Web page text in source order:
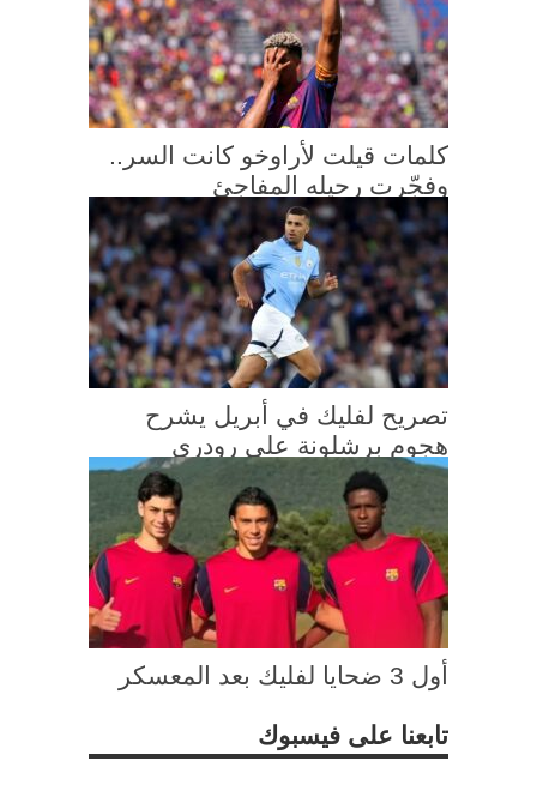
كلمات قيلت لأراوخو كانت السر..
وفجّرت رحيله المفاجئ
تصريح لفليك في أبريل يشرح
هجوم برشلونة على رودري
أول 3 ضحايا لفليك بعد المعسكر
تابعنا على فيسبوك